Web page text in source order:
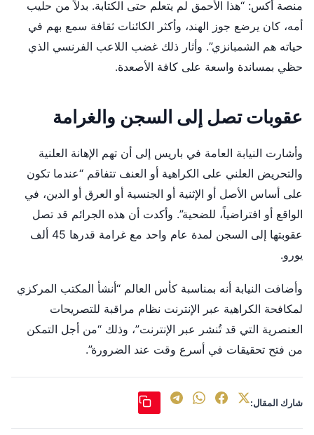
منصة أكس: “هذا الأحمق لم يتعلم حتى الكتابة. بدلاً من حليب
أمه، كان يرضع جوز الهند، وأكثر الكائنات ثقافة سمع بهم في
حياته هم الشمبانزي”. وأثار ذلك غضب اللاعب الفرنسي الذي
حظي بمساندة واسعة على كافة الأصعدة.
عقوبات تصل إلى السجن والغرامة
وأشارت النيابة العامة في باريس إلى أن تهم الإهانة العلنية
والتحريض العلني على الكراهية أو العنف تتفاقم “عندما تكون
على أساس الأصل أو الإثنية أو الجنسية أو العرق أو الدين، في
الواقع أو افتراضياً، للضحية”. وأكدت أن هذه الجرائم قد تصل
عقوبتها إلى السجن لمدة عام واحد مع غرامة قدرها 45 ألف
يورو.
وأضافت النيابة أنه بمناسبة كأس العالم “أنشأ المكتب المركزي
لمكافحة الكراهية عبر الإنترنت نظام مراقبة للتصريحات
العنصرية التي قد تُنشر عبر الإنترنت”، وذلك “من أجل التمكن
من فتح تحقيقات في أسرع وقت عند الضرورة”.
شارك المقال: